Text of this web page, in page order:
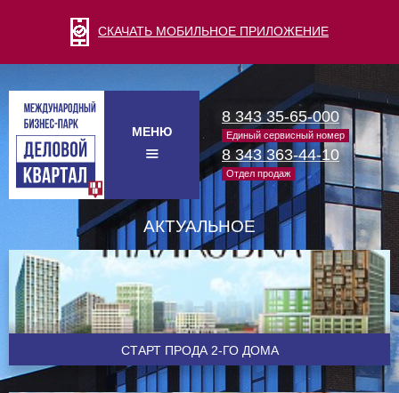
СКАЧАТЬ МОБИЛЬНОЕ ПРИЛОЖЕНИЕ
МЕНЮ
8 343 35-65-000
Единый сервисный номер
8 343 363-44-10
Отдел продаж
АКТУАЛЬНОЕ
CТАРТ ПРОДА 2-ГО ДОМА